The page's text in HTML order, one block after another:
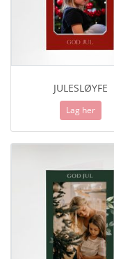
JULESLØYFE
Lag her